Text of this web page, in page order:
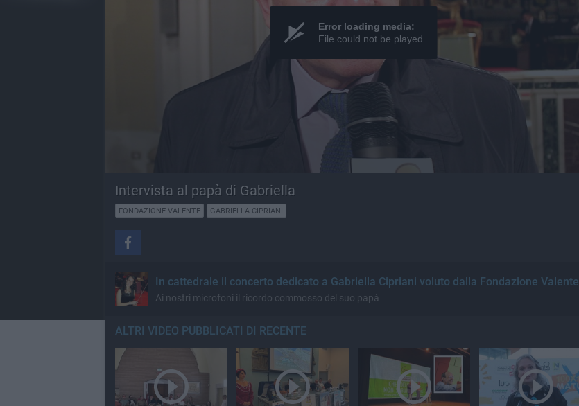
Error loading media:
File could not be played
Intervista al papà di Gabriella
FONDAZIONE VALENTE GABRIELLA CIPRIANI
In cattedrale il concerto dedicato a Gabriella Cipriani voluto dalla Fondazione Valente
Ai nostri microfoni il ricordo commosso del suo papà
ALTRI VIDEO PUBBLICATI DI RECENTE